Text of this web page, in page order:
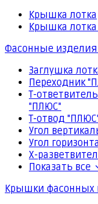
Крышка лотка
Крышка
Фасонные
Заглушка
Переходник
Т-
"ПЛЮС"
Т-отвод
Угол
Угол
Х-
Показать все
Крышки фасонных